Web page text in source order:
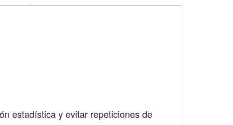
estadística y evitar repeticiones de